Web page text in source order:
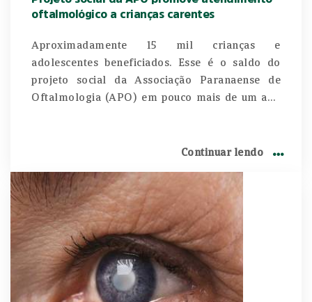
oftalmológico a crianças carentes
Aproximadamente 15 mil crianças e
adolescentes beneficiados. Esse é o saldo do
projeto social da Associação Paranaense de
Oftalmologia (APO) em pouco mais de um ano
Continuar lendo